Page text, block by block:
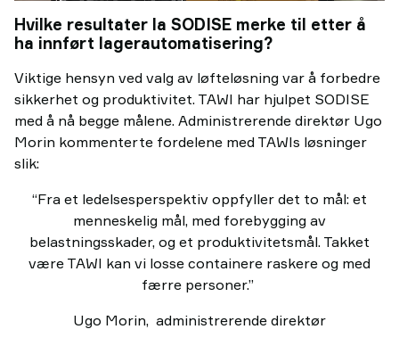
Hvilke resultater la SODISE merke til etter å
ha innført lagerautomatisering?
Viktige hensyn ved valg av løfteløsning var å forbedre
sikkerhet og produktivitet. TAWI har hjulpet SODISE
med å nå begge målene. Administrerende direktør Ugo
Morin kommenterte fordelene med TAWIs løsninger
slik:
“Fra et ledelsesperspektiv oppfyller det to mål: et
menneskelig mål, med forebygging av
belastningsskader, og et produktivitetsmål. Takket
være TAWI kan vi losse containere raskere og med
færre personer.”
Ugo Morin, administrerende direktør